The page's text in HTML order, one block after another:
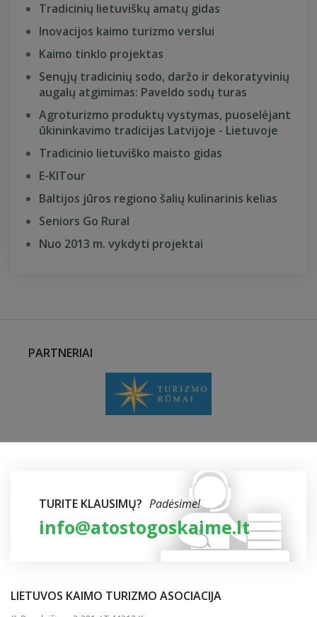
Tradicinių lietuviškų amatų gidas
Inovacijos kaimo turizmo verslui
Kaimo tinklo projektas
Senųjų tradicinių sodo, daržo ir dekoratyvinių
augalų atgimimas: Paveldo sodų turas
Agroturizmo produktų vystymas, puoselėjant
ūkininkavimo tradicijas Latvijoje - Lietuvoje
Tradicinio lietuviško maisto gidas
E-KITour
Baltijos jūros regiono šalių kulinarinis kelias
Seniors Go Rural
Nuo 2013 m. vykdyti projektai
PARTNERIAI
TURITE KLAUSIMŲ? Padėsime!
info@atostogoskaime.lt
LIETUVOS KAIMO TURIZMO ASOCIACIJA